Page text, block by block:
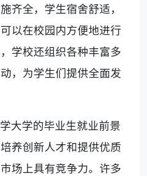
齐全，学生宿舍舒适，
以在校园内方便地进行
学校还组织各种丰富多
，为学生们提供全面发
大学的毕业生就业前景
养创新人才和提供优质
场上具有竞争力。许多